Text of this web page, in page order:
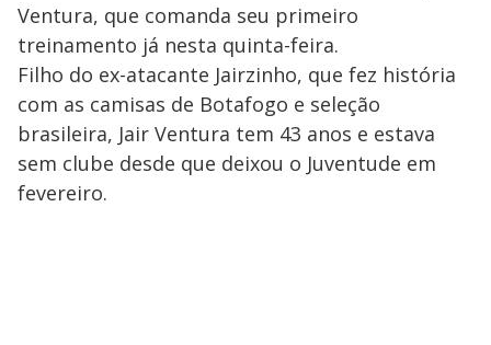
Ventura, que comanda seu primeiro
treinamento já nesta quinta-feira.
Filho do ex-atacante Jairzinho, que fez história
com as camisas de Botafogo e seleção
brasileira, Jair Ventura tem 43 anos e estava
sem clube desde que deixou o Juventude em
fevereiro.